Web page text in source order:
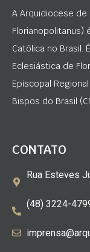
A Arquidiocese de
Florianopolitanus)
Católica no Brasil.
Eclesiástica de
Episcopal
Bispos do Brasil
CONTATO
Rua Esteves
(48) 3224-